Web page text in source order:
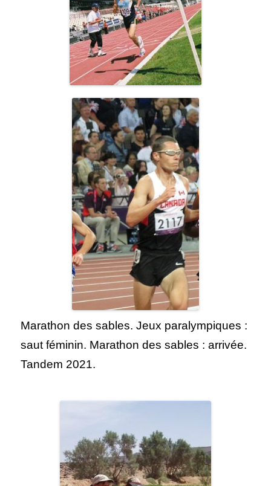
Marathon des sables. Jeux paralympiques :
saut féminin. Marathon des sables : arrivée.
Tandem 2021.